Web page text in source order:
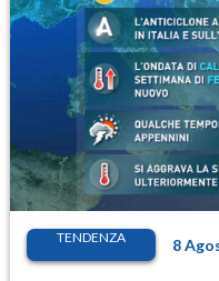
TENDENZA 8